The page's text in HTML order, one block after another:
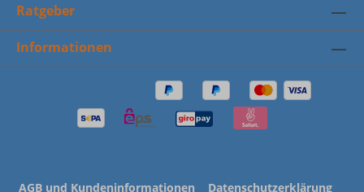
Ratgeber
Informationen
AGB und Kundeninformationen Datenschutzerklärung